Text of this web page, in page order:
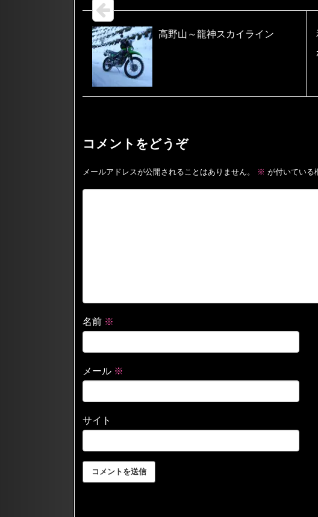
高野山～龍神スカイライン
コメントをどうぞ
メールアドレスが公開されることはありません。 ※ が付いている
名前 ※
メール ※
サイト